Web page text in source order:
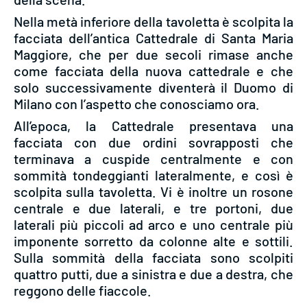
Nella metà inferiore della tavoletta è scolpita la
facciata dell’antica Cattedrale di Santa Maria
Maggiore, che per due secoli rimase anche
come facciata della nuova cattedrale e che
solo successivamente diventerà il Duomo di
Milano con l’aspetto che conosciamo ora.
All’epoca, la Cattedrale presentava una
facciata con due ordini sovrapposti che
terminava a cuspide centralmente e con
sommità tondeggianti lateralmente, e così è
scolpita sulla tavoletta. Vi è inoltre un rosone
centrale e due laterali, e tre portoni, due
laterali più piccoli ad arco e uno centrale più
imponente sorretto da colonne alte e sottili.
Sulla sommità della facciata sono scolpiti
quattro putti, due a sinistra e due a destra, che
reggono delle fiaccole.